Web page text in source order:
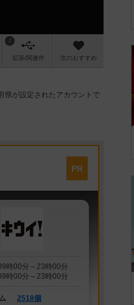
2
拡張/関連作 次のおすすめ
県が設定されたアカウントで
PR
時00分～23時00分
時00分～23時00分
2518個